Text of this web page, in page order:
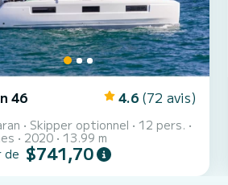
46 4.6 (72 avis)
Skipper optionnel
12 pers.
2020
13.99 m
de $741,70